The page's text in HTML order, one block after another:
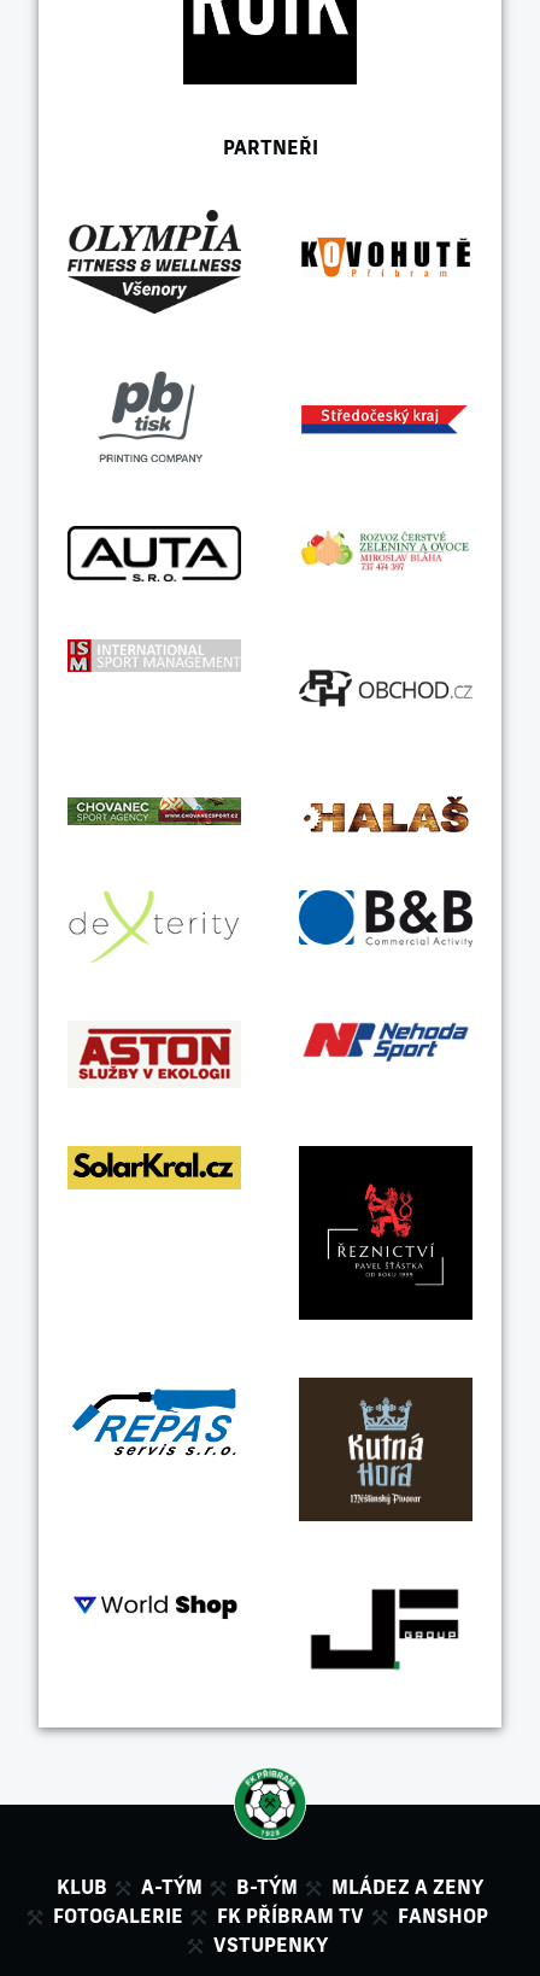
PARTNEŘI
KLUB A-TÝM B-TÝM
MLÁDEZ A ZENY
FOTOGALERIE
FK PŘÍBRAM TV
FANSHOP
VSTUPENKY